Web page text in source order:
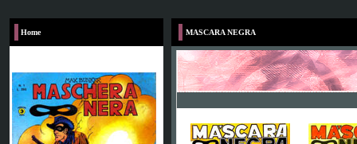
Home MASCARA NEGRA